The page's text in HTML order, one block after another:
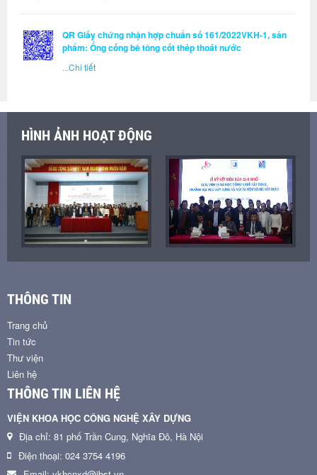
QR Giấy chứng nhận hợp chuẩn số 161/2022VKH-1, sản
phẩm: Ống cống bê tông cốt thép thoát nước
Chi tiết
HÌNH ẢNH HOẠT ĐỘNG
THÔNG TIN
Trang chủ
Tin tức
Thư viện
Liên hệ
THÔNG TIN LIÊN HỆ
VIỆN KHOA HỌC CÔNG NGHỆ XÂY DỰNG
Địa chỉ: 81 phố Trần Cung, Nghĩa Đô, Hà Nội
Điện thoại: 024 3754 4196